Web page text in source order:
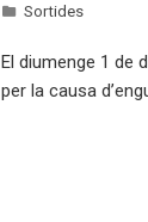
Sortides
El diumenge 1 de
per la causa